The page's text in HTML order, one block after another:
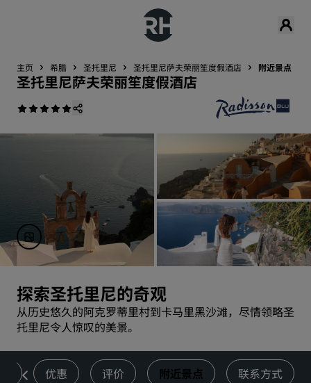
主页 希腊 圣托里尼 圣托里尼萨夫荣丽笙度假酒店 附近景点
圣托里尼萨夫荣丽笙度假酒店
探索圣托里尼的奇观
从历史悠久的阿克罗蒂里村到卡马里黑沙滩，尽情领略圣
托里尼令人惊叹的美景。
优惠 评价 附近景点 联系方式